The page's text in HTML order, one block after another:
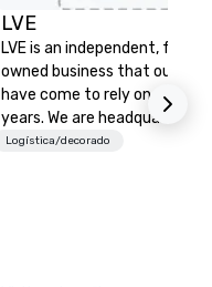
LVE
LVE is an independent, family
owned business that our
have come to rely on for
years. We are headquartered
Las Vegas and have satellite
Logística/decorado